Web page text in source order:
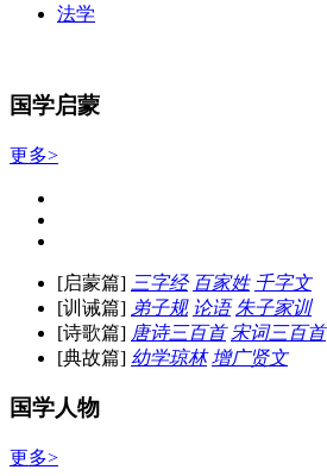
法学
国学启蒙
更多>
[启蒙篇] 三字经 百家姓 千字文
[训诫篇] 弟子规 论语 朱子家训
[诗歌篇] 唐诗三百首 宋词三百首
[典故篇] 幼学琼林 增广贤文
国学人物
更多>